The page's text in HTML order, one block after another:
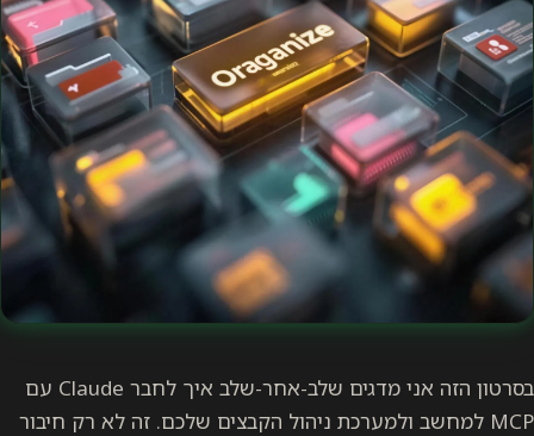
בסרטון הזה אני מדגים שלב-אחר-שלב איך לחבר Claude עם
MCP למחשב ולמערכת ניהול הקבצים שלכם. זה לא רק חיבור